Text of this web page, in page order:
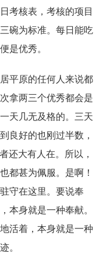
考核表，考核的项目
碗为标准。每日能吃
是优秀。
平原的任何人来说都
拿两三个优秀都会是
天几无及格的。三天
良好的也刚过半数，
还大有人在。所以，
都甚为佩服。是啊！
守在这里。要说奉
本身就是一种奉献。
活着，本身就是一种
。